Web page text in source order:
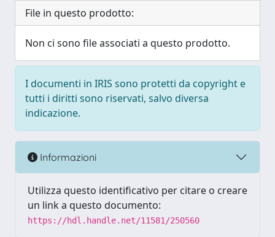
File in questo prodotto:
Non ci sono file associati a questo prodotto.
I documenti in IRIS sono protetti da copyright e
tutti i diritti sono riservati, salvo diversa
indicazione.
Informazioni
Utilizza questo identificativo per citare o creare
un link a questo documento:
https://hdl.handle.net/11581/250560